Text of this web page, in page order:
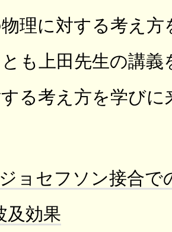
理に対する考え
も上田先生の講義
る考え方を学びに
ョセフソン接合で
及効果